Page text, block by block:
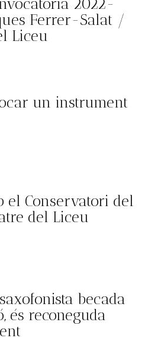
Ferrer-Salat /
Liceu
un instrument
el Conservatori del
del Liceu
becada
és reconeguda